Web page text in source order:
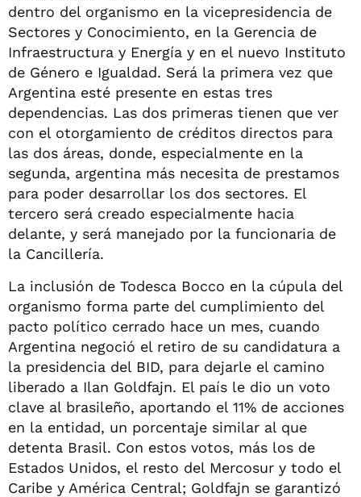
dentro del organismo en la vicepresidencia de
Sectores y Conocimiento, en la Gerencia de
Infraestructura y Energía y en el nuevo Instituto
de Género e Igualdad. Será la primera vez que
Argentina esté presente en estas tres
dependencias. Las dos primeras tienen que ver
con el otorgamiento de créditos directos para
las dos áreas, donde, especialmente en la
segunda, argentina más necesita de prestamos
para poder desarrollar los dos sectores. El
tercero será creado especialmente hacia
delante, y será manejado por la funcionaria de
la Cancillería.
La inclusión de Todesca Bocco en la cúpula del
organismo forma parte del cumplimiento del
pacto político cerrado hace un mes, cuando
Argentina negoció el retiro de su candidatura a
la presidencia del BID, para dejarle el camino
liberado a Ilan Goldfajn. El país le dio un voto
clave al brasileño, aportando el 11% de acciones
en la entidad, un porcentaje similar al que
detenta Brasil. Con estos votos, más los de
Estados Unidos, el resto del Mercosur y todo el
Caribe y América Central; Goldfajn se garantizó